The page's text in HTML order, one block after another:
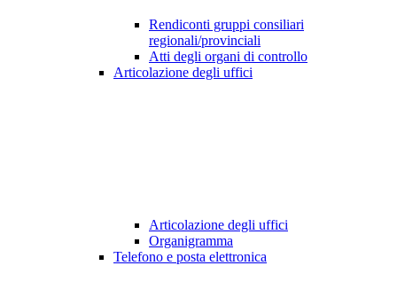
Rendiconti gruppi consiliari
regionali/provinciali
Atti degli organi di controllo
Articolazione degli uffici
Articolazione degli uffici
Organigramma
Telefono e posta elettronica